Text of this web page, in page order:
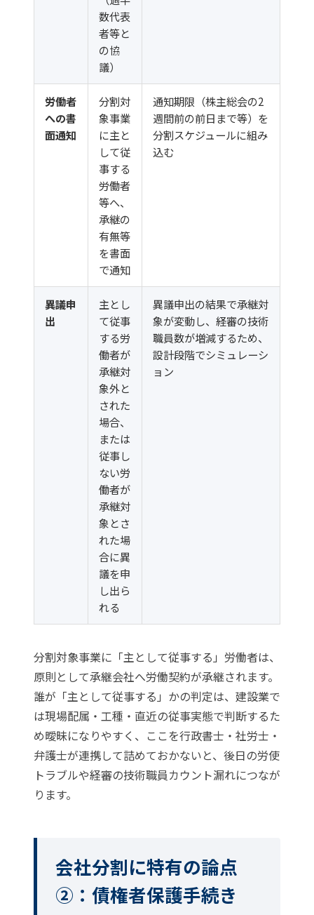
数代表
者等と
の協
議）
労働者
への書
面通知
分割対
象事業
に主と
して従
事する
労働者
等へ、
承継の
有無等
を書面
で通知
通知期限（株主総会の2
週間前の前日まで等）を
分割スケジュールに組み
込む
異議申
出
主とし
て従事
する労
働者が
承継対
象外と
された
場合、
または
従事し
ない労
働者が
承継対
象とさ
れた場
合に異
議を申
し出ら
れる
異議申出の結果で承継対
象が変動し、経審の技術
職員数が増減するため、
設計段階でシミュレーシ
ョン
分割対象事業に「主として従事する」労働者は、
原則として承継会社へ労働契約が承継されます。
誰が「主として従事する」かの判定は、建設業で
は現場配属・工種・直近の従事実態で判断するた
め曖昧になりやすく、ここを行政書士・社労士・
弁護士が連携して詰めておかないと、後日の労使
トラブルや経審の技術職員カウント漏れにつなが
ります。
会社分割に特有の論点
②：債権者保護手続き